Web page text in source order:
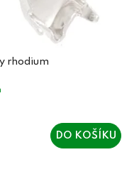
rhodium
DO KOŠÍKU